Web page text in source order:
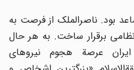
بود. ناصرالملک از فرصت به
برقرار ساخت. به هر حال
عرصة هجوم نیروهای